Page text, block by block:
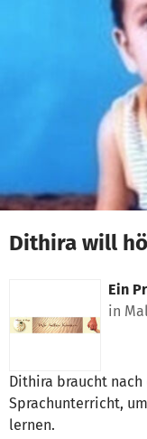
Zum Hauptinhalt
Erklärung zur
Dithira will
Ein
in
Dithira braucht
Sprachunterricht,
lernen.